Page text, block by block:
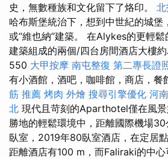
史，無數種族和文化留下了烙印。
哈布斯堡統治下，想到中世紀的城堡
或“維也納”建築。 在Alykes的更輕
建築組成的兩個/四台房間酒店大樓約
550 大甲按摩 南屯整復 第二專長證
有小酒館，酒吧，咖啡館，商店，餐
筋 推薦 烤肉 外燴 搜尋引擎優化 河
北 現代且苛刻的Aparthotel僅在風
勝地的輕鬆環境中，距離國際機場
臥室，2019年80臥室酒店，在定居
距離酒店有100 m，而Faliraki的中心